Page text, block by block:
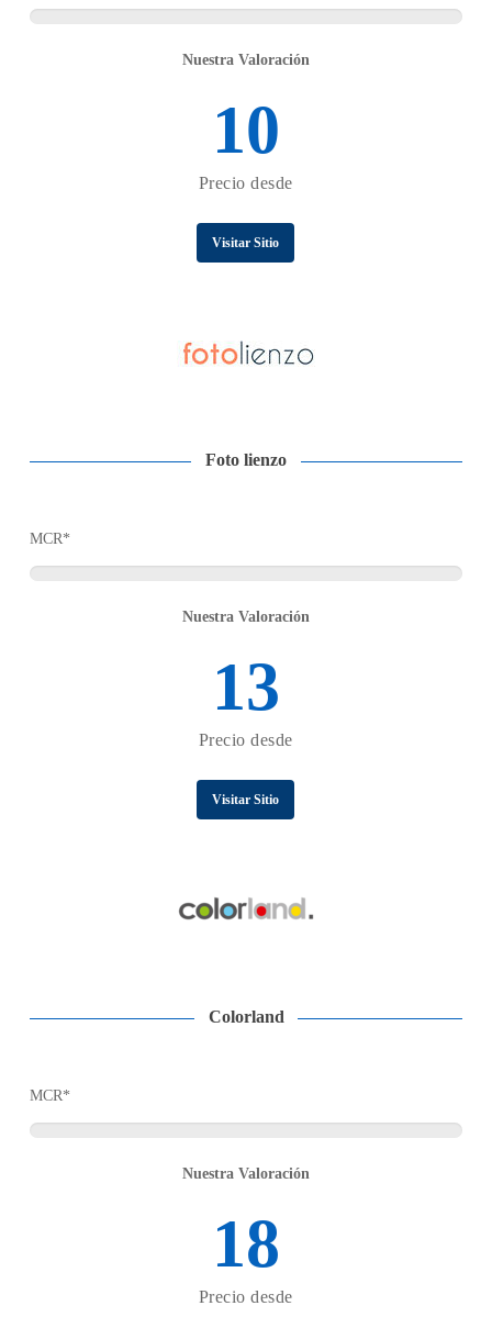
Nuestra Valoración
10
Precio desde
Visitar Sitio
Foto lienzo
MCR*
Nuestra Valoración
13
Precio desde
Visitar Sitio
Colorland
MCR*
Nuestra Valoración
18
Precio desde